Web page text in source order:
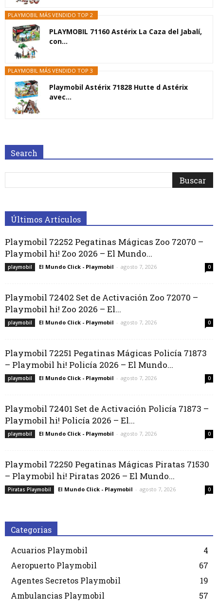
PLAYMOBIL MÁS VENDIDO TOP 2
PLAYMOBIL 71160 Astérix La Caza del Jabalí,
con...
PLAYMOBIL MÁS VENDIDO TOP 3
Playmobil Astérix 71828 Hutte d Astérix
avec...
Search
Últimos Artículos
Playmobil 72252 Pegatinas Mágicas Zoo 72070 –
Playmobil hi! Zoo 2026 – El Mundo...
playmobil El Mundo Click - Playmobil - agosto 7, 2026 0
Playmobil 72402 Set de Activación Zoo 72070 –
Playmobil hi! Zoo 2026 – El...
playmobil El Mundo Click - Playmobil - agosto 7, 2026 0
Playmobil 72251 Pegatinas Mágicas Policía 71873
– Playmobil hi! Policía 2026 – El Mundo...
playmobil El Mundo Click - Playmobil - agosto 7, 2026 0
Playmobil 72401 Set de Activación Policía 71873 –
Playmobil hi! Policía 2026 – El...
playmobil El Mundo Click - Playmobil - agosto 7, 2026 0
Playmobil 72250 Pegatinas Mágicas Piratas 71530
– Playmobil hi! Piratas 2026 – El Mundo...
Piratas Playmobil El Mundo Click - Playmobil - agosto 7, 2026 0
Categorias
Acuarios Playmobil
4
Aeropuerto Playmobil
67
Agentes Secretos Playmobil
19
Ambulancias Playmobil
57